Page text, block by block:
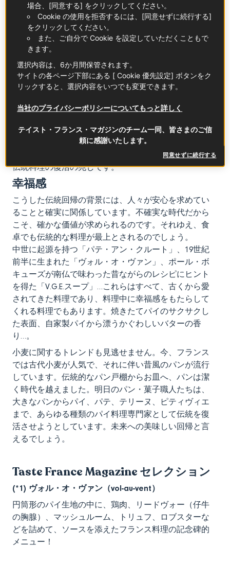
ふれています。例えば、美しく円形に焼き上げられた
パイ生地が食べる直前にお皿の上にあしらわれる「ヴ
ァル・オ・ヴァン」。目にも美味しいこの一皿は、SNS
で拡散されました。
ジャン・アンベールだけではありません。ロンドンと
パリで活躍するシリル・リニャックシェフは、フラン
スのテレビ番組に生出演し、年末のホリデーシーズン
に向け「ピティヴィエ」の作り方を紹介し、雑誌の誌
面では「ハムクロワッサン」の記事がトレンドとな
プ専門店がオープンしたことも記憶に新しいニュース
です。パテ・アン・クルートのブームや、年々注目度
パテ・クルート世界選手権も同様に、
伝統料理の復活の兆しです。
幸福感
こうした伝統回帰の背景には、人々が安心を求めてい
ることと確実に関係しています。不確実な時代だから
こそ、確かな価値が求められるのです。それゆえ、食
卓でも伝統的な料理が最上とされるのでしょう。
中世に起源を持つ「パテ・アン・クルート」、19世紀
前半に生まれた「ヴォル・オ・ヴァン」、ポール・ボ
キューズが南仏で味わった昔ながらのレシピにヒント
を得た「V.G.E.スープ」…これらはすべて、古くから愛
されてきた料理であり、料理中に幸福感をもたらして
くれる料理でもあります。焼きたてパイのサクサクし
た表面、自家製パイから漂うかぐわしいバターの香
り…。
小麦に関するトレンドも見逃せません。今、フランス
では古代小麦が人気で、それに伴い昔風のパンが流行
しています。伝統的なパン戸棚からお皿へ、パンは潔
く時代を越えました。明日のパン・菓子職人たちは、
大きなパンからパイ、パテ、テリーヌ、ピティヴィエ
まで、あらゆる種類のパイ料理専門家として伝統を復
活させようとしています。未来への美味しい回帰と言
えるでしょう。
Taste France Magazine セレクション
(*1) ヴォル・オ・ヴァン（vol-au-vent）
円筒形のパイ生地の中に、鶏肉、リードヴォー（仔牛
の胸腺）、マッシュルーム、トリュフ、ロブスターな
どを詰めて、ソースを添えたフランス料理の記念碑的
メニュー！
場合、[同意する] をクリックしてください。
Cookie の使用を拒否するには、[同意せずに続行する]
をクリックしてください。
また、ご自分で Cookie を設定していただくこともで
きます。
選択内容は、6か月間保管されます。
サイトの各ページ下部にある [ Cookie 優先設定] ボタンをク
リックすると、選択内容をいつでも変更できます。
当社のプライバシーポリシーについてもっと詳しく
テイスト・フランス・マガジンのチーム一同、皆さまのご信
頼に感謝いたします。
同意せずに続行する